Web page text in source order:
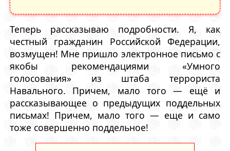
Теперь рассказываю подробности. Я, как
честный гражданин Российской Федерации,
возмущен! Мне пришло электронное письмо с
якобы рекомендациями «Умного
голосования» из штаба террориста
Навального. Причем, мало того — ещё и
рассказывающее о предыдущих поддельных
письмах! Причем, мало того — еще и само
тоже совершенно поддельное!